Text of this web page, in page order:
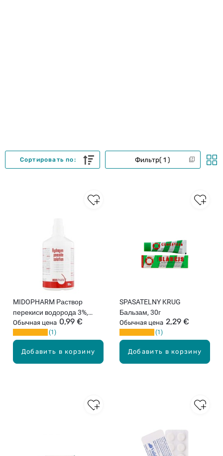
Фильтр 1
Сортировать по:
Добавить в корзину
MIDOPHARM Раствор
перекиси водорода 3%,
100мл
Обычная цена 0,99 €
1
Добавить в корзину
SPASATELNY KRUG
Бальзам, 30г
Обычная цена 2,29 €
1